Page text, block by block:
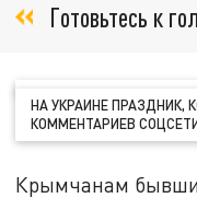
Готовьтесь к
НА УКРАИНЕ ПРАЗДНИК,
КОММЕНТАРИЕВ
Крымчанам